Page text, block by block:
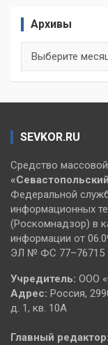
Архивы
SEVKOR.RU
Средство
«Севастопольский
Федеральной
информационных
(Роскомнадзор) в
информации от
ЭЛ № ФС 77–76715
Учредитель: ООО
Адрес: Россия,
д. 1, кв. 10А
Главный редактор: